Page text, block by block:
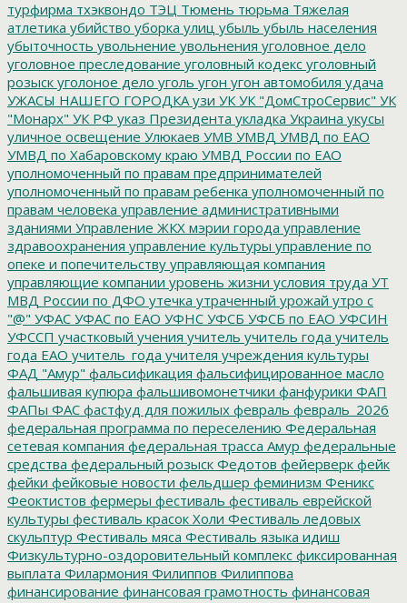
турфирма тхэквондо ТЭЦ Тюмень тюрьма Тяжелая
атлетика убийство уборка улиц убыль убыль населения
убыточность увольнение увольнения уголовное дело
уголовное преследование уголовный кодекс уголовный
розыск уголоное дело уголь угон угон автомобиля удача
УЖАСЫ НАШЕГО ГОРОДКА узи УК УК "ДомСтроСервис" УК
"Монарх" УК РФ указ Президента укладка Украина укусы
уличное освещение Улюкаев УМВ УМВД УМВД по ЕАО
УМВД по Хабаровскому краю УМВД России по ЕАО
уполномоченный по правам предпринимателей
уполномоченный по правам ребенка уполномоченный по
правам человека управление административными
зданиями Управление ЖКХ мэрии города управление
здравоохранения управление культуры управление по
опеке и попечительству управляющая компания
управляющие компании уровень жизни условия труда УТ
МВД России по ДФО утечка утраченный урожай утро с
"@" УФАС УФАС по ЕАО УФНС УФСБ УФСБ по ЕАО УФСИН
УФССП участковый учения учитель учитель года учитель
года ЕАО учитель_года учителя учреждения культуры
ФАД "Амур" фальсификация фальсифицированное масло
фальшивая купюра фальшивомонетчики фанфурики ФАП
ФАПы ФАС фастфуд для пожилых февраль февраль_2026
федеральная программа по переселению Федеральная
сетевая компания федеральная трасса Амур федеральные
средства федеральный розыск Федотов фейерверк фейк
фейки фейковые новости фельдшер феминизм Феникс
Феоктистов фермеры фестиваль фестиваль еврейской
культуры фестиваль красок Холи Фестиваль ледовых
скульптур Фестиваль мяса Фестиваль языка идиш
Физкультурно-оздоровительный комплекс фиксированная
выплата Филармония Филиппов Филиппова
финансирование финансовая грамотность финансовая